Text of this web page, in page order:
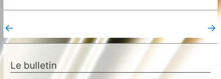
← →
Le bulletin